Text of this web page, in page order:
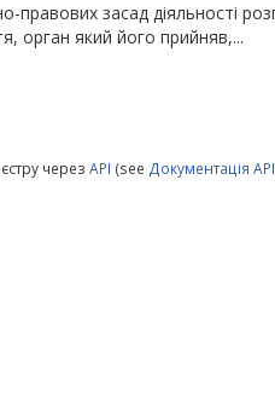
правових засад діяльності
орган який його прийняв,...
через API (see Документація API